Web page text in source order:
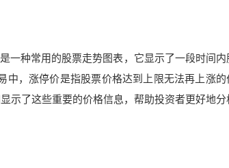
一种常用的股票走势图表，它显示了一段时间内
中，涨停价是指股票价格达到上限无法再上涨的
示了这些重要的价格信息，帮助投资者更好地分